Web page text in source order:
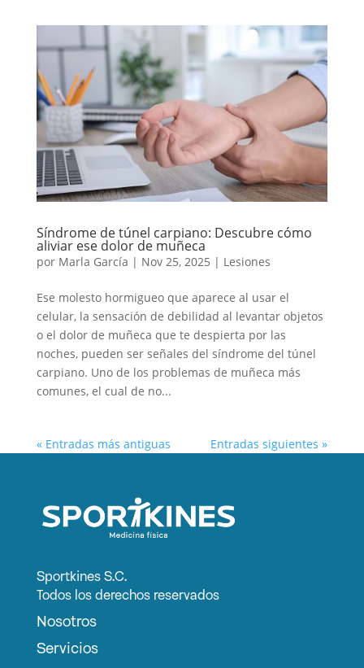
Síndrome de túnel carpiano: Descubre cómo
aliviar ese dolor de muñeca
por Marla García | Nov 25, 2025 | Lesiones
Ese molesto hormigueo que aparece al usar el
celular, la sensación de debilidad al levantar objetos
o el dolor de muñeca que te despierta por las
noches, pueden ser señales del síndrome del túnel
carpiano. Uno de los problemas de muñeca más
comunes, el cual de no...
« Entradas más antiguas Entradas siguientes »
Sportkines S.C.
Todos los derechos reservados
Nosotros
Servicios